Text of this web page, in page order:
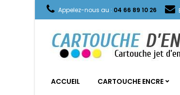
Appelez-nous au : 04 66 89 10 26
ACCUEIL CARTOUCHE ENCRE